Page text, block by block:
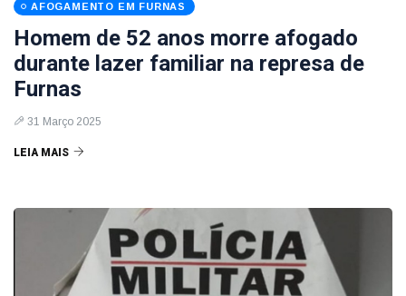
AFOGAMENTO EM FURNAS
Homem de 52 anos morre afogado
durante lazer familiar na represa de
Furnas
31 Março 2025
LEIA MAIS